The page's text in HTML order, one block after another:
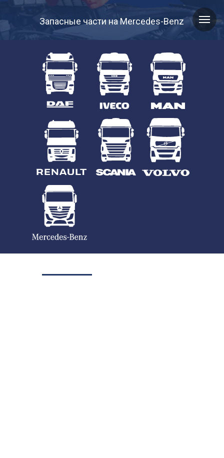
Запасные части на Mercedes-Benz